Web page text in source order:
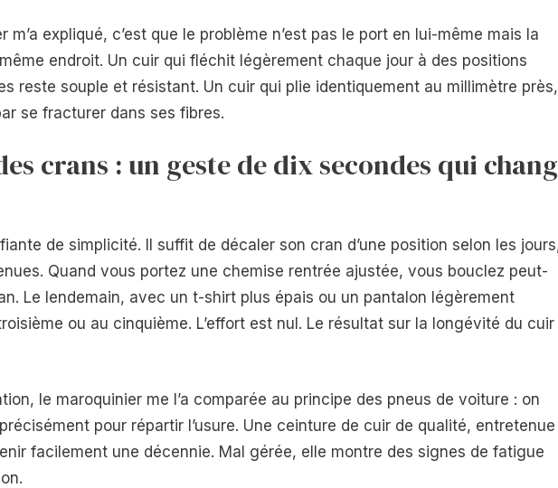
m’a expliqué, c’est que le problème n’est pas le port en lui-même mais la
endroit. Un cuir qui fléchit légèrement chaque jour à des positions
reste souple et résistant. Un cuir qui plie identiquement au millimètre près,
se fracturer dans ses fibres.
crans : un geste de dix secondes qui
de simplicité. Il suffit de décaler son cran d’une position selon les
Quand vous portez une chemise rentrée ajustée, vous bouclez peut-
Le lendemain, avec un t-shirt plus épais ou un pantalon légèrement
ou au cinquième. L’effort est nul. Le résultat sur la longévité du cuir
le maroquinier me l’a comparée au principe des pneus de voiture : on
pour répartir l’usure. Une ceinture de cuir de qualité, entretenue
facilement une décennie. Mal gérée, elle montre des signes de fatigue